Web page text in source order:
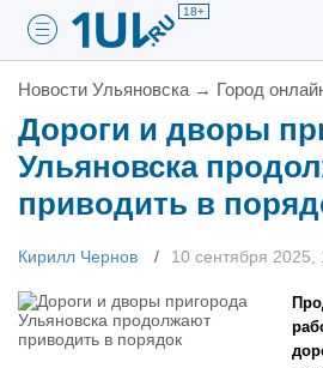
18+
Новости Ульяновска → Город
Дороги и дворы
Ульяновска
приводить в
Кирилл Чернов 10 сентября 2025,